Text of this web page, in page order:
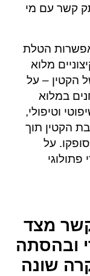
קשר עם מי
הטלת
מלוא
הקטין – על
במלוא
וטיפולי,
הקטין תוך
על
מצד
ובהסתה
שונה